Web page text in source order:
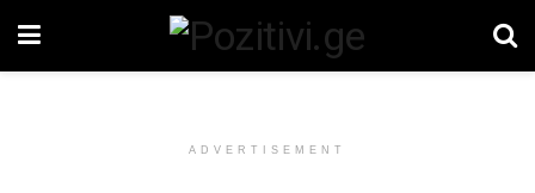
ADVERTISEMENT